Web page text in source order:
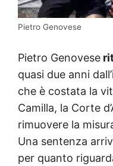
Pietro Genovese
Pietro Genovese
quasi due anni
che è costata la
Camilla, la Corte
rimuovere la
Una sentenza
per quanto